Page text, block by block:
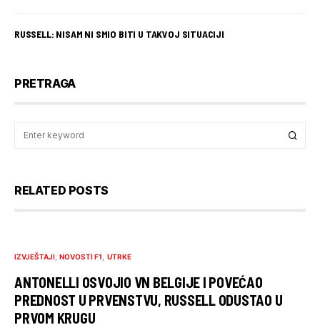
RUSSELL: NISAM NI SMIO BITI U TAKVOJ SITUACIJI
PRETRAGA
RELATED POSTS
IZVJEŠTAJI NOVOSTI F1 UTRKE
ANTONELLI OSVOJIO VN BELGIJE I POVEĆAO
PREDNOST U PRVENSTVU, RUSSELL ODUSTAO U
PRVOM KRUGU